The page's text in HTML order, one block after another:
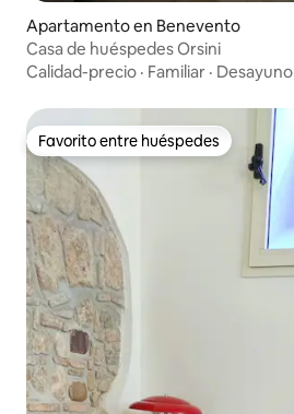
Apartamento en Benevento
Casa de huéspedes Orsini
Calidad-precio · Familiar · Desayuno
Favorito entre huéspedes
Favorito entre huéspedes